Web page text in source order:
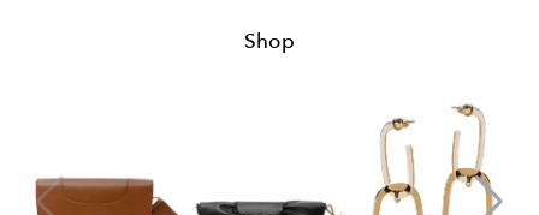
Shop